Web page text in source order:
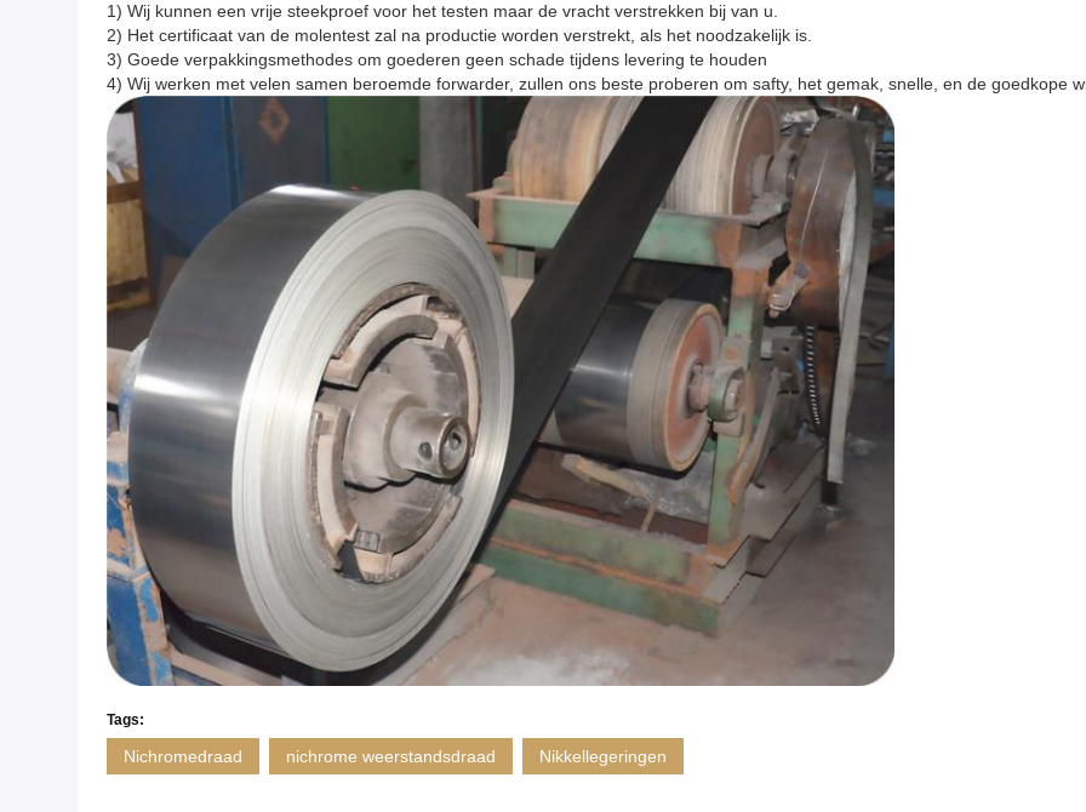
1) Wij kunnen een vrije steekproef voor het testen maar de vracht verstrekken bij van u.
2) Het certificaat van de molentest zal na productie worden verstrekt, als het noodzakelijk is.
3) Goede verpakkingsmethodes om goederen geen schade tijdens levering te houden
4) Wij werken met velen samen beroemde forwarder, zullen ons beste proberen om safty, het gemak, snelle, en de goedkope
Tags:
Nichromedraad nichrome weerstandsdraad Nikkellegeringen